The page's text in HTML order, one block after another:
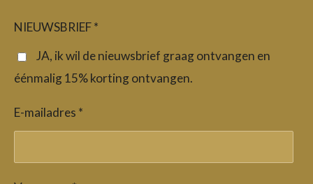
b
a
r
m
s
p
NIEUWSBRIEF *
JA, ik wil de nieuwsbrief graag ontvangen en
éénmalig 15% korting ontvangen.
E-mailadres *